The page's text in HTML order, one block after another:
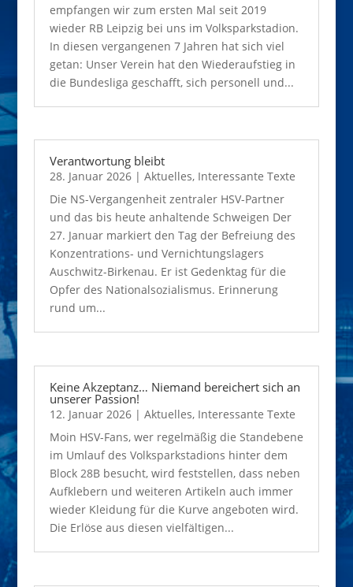
empfangen wir zum ersten Mal seit 2019
wieder RB Leipzig bei uns im Volksparkstadion.
In diesen vergangenen 7 Jahren hat sich viel
getan: Unser Verein hat den Wiederaufstieg in
die Bundesliga geschafft, sich personell und...
Verantwortung bleibt
28. Januar 2026| Aktuelles, Interessante Texte
Die NS-Vergangenheit zentraler HSV-Partner
und das bis heute anhaltende Schweigen Der
27. Januar markiert den Tag der Befreiung des
Konzentrations- und Vernichtungslagers
Auschwitz-Birkenau. Er ist Gedenktag für die
Opfer des Nationalsozialismus. Erinnerung
rund um...
Keine Akzeptanz… Niemand bereichert sich an
unserer Passion!
12. Januar 2026| Aktuelles, Interessante Texte
Moin HSV-Fans, wer regelmäßig die Standebene
im Umlauf des Volksparkstadions hinter dem
Block 28B besucht, wird feststellen, dass neben
Aufklebern und weiteren Artikeln auch immer
wieder Kleidung für die Kurve angeboten wird.
Die Erlöse aus diesen vielfältigen...